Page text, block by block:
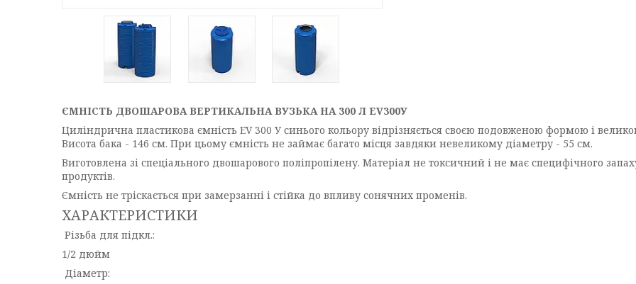
ЄМНІСТЬ ДВОШАРОВА ВЕРТИКАЛЬНА ВУЗЬКА НА 300 Л EV300У
Циліндрична пластикова ємність EV 300 У синього кольору відрізняється своєю подовженою формою і
Висота бака - 146 см. При цьому ємність не займає багато місця завдяки невеликому діаметру - 55 см.
Виготовлена ​​зі спеціального двошарового поліпропілену. Матеріал не токсичний і не має специфічного
продуктів.
Ємність не тріскається при замерзанні і стійка до впливу сонячних променів.
ХАРАКТЕРИСТИКИ
Різьба для підкл.:
1/2 дюйм
Діаметр: